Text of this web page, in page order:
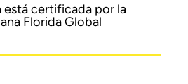
certificada por la
Florida Global